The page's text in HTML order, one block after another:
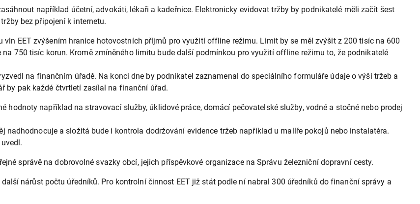
například účetní, advokáti, lékaři a kadeřnice. Elektronicky evidovat tržby by podnikatelé měli začít šest
bez připojení k internetu.
vln EET zvýšením hranice hotovostních příjmů pro využití offline režimu. Limit by se měl zvýšit z 200 tisíc na 600
750 tisíc korun. Kromě zmíněného limitu bude další podmínkou pro využití offline režimu to, že podnikatelé
na finančním úřadě. Na konci dne by podnikatel zaznamenal do speciálního formuláře údaje o výši tržeb a
by pak každé čtvrtletí zasílal na finanční úřad.
hodnoty například na stravovací služby, úklidové práce, domácí pečovatelské služby, vodné a stočné nebo prodej
nadhodnocuje a složitá bude i kontrola dodržování evidence tržeb například u malíře pokojů nebo instalatéra.
správě na dobrovolné svazky obcí, jejich příspěvkové organizace na Správu železniční dopravní cesty.
nárůst počtu úředníků. Pro kontrolní činnost EET již stát podle ní nabral 300 úředníků do finanční správy a